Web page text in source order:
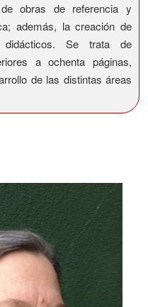
obras de referencia y
además, la creación de
Se trata de
a ochenta páginas,
de las distintas áreas